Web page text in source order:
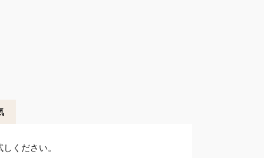
しください。